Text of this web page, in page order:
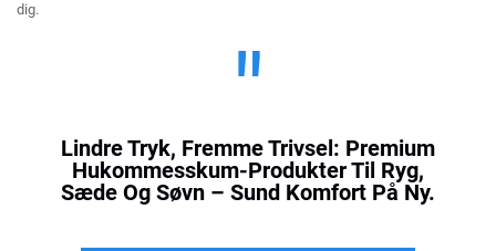
dig.
"
Lindre Tryk, Fremme Trivsel: Premium
Hukommesskum-Produkter Til Ryg,
Sæde Og Søvn – Sund Komfort På Ny.